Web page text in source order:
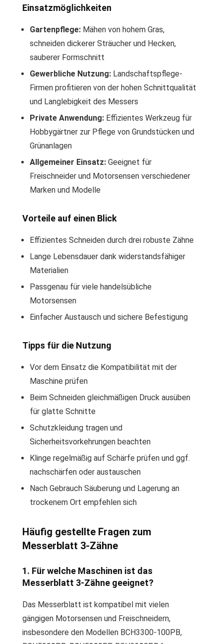
Einsatzmöglichkeiten
Gartenpflege: Mähen von hohem Gras,
schneiden dickerer Sträucher und Hecken,
sauberer Formschnitt
Gewerbliche Nutzung: Landschaftspflege-
Firmen profitieren von der hohen Schnittqualität
und Langlebigkeit des Messers
Private Anwendung: Effizientes Werkzeug für
Hobbygärtner zur Pflege von Grundstücken und
Grünanlagen
Allgemeiner Einsatz: Geeignet für
Freischneider und Motorsensen verschiedener
Marken und Modelle
Vorteile auf einen Blick
Effizientes Schneiden durch drei robuste Zähne
Lange Lebensdauer dank widerstandsfähiger
Materialien
Passgenau für viele handelsübliche
Motorsensen
Einfacher Austausch und sichere Befestigung
Tipps für die Nutzung
Vor dem Einsatz die Kompatibilität mit der
Maschine prüfen
Beim Schneiden gleichmäßigen Druck ausüben
für glatte Schnitte
Schutzkleidung tragen und
Sicherheitsvorkehrungen beachten
Klinge regelmäßig auf Schärfe prüfen und ggf.
nachschärfen oder austauschen
Nach Gebrauch Säuberung und Lagerung an
trockenem Ort empfehlen sich
Häufig gestellte Fragen zum
Messerblatt 3-Zähne
1. Für welche Maschinen ist das
Messerblatt 3-Zähne geeignet?
Das Messerblatt ist kompatibel mit vielen
gängigen Motorsensen und Freischneidern,
insbesondere den Modellen BCH3300-100PB,